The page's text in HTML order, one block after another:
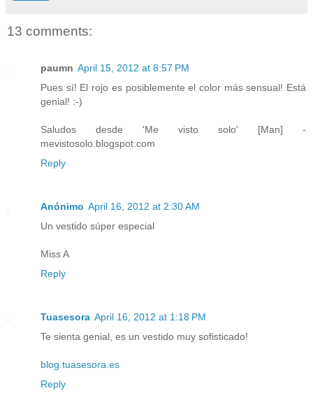
13 comments:
paumn April 15, 2012 at 8:57 PM
Pues sí! El rojo es posiblemente el color más sensual! Está
genial! :-)
Saludos desde 'Me visto solo' [Man] -
mevistosolo.blogspot.com
Reply
Anónimo April 16, 2012 at 2:30 AM
Un vestido súper especial
Miss A
Reply
Tuasesora April 16, 2012 at 1:18 PM
Te sienta genial, es un vestido muy sofisticado!
blog.tuasesora.es
Reply